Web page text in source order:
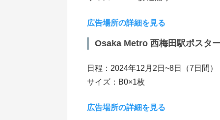
広告場所の詳細を見る
Osaka Metro 西梅田駅ポスタ
日程：2024年12月2日~8日（7日間）
サイズ：B0×1枚
広告場所の詳細を見る